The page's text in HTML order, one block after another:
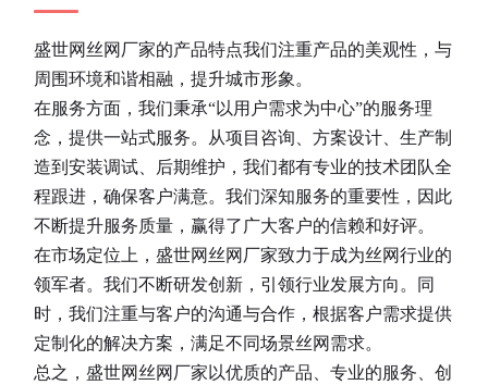
盛世网丝网厂家的产品特点我们注重产品的美观性，与
周围环境和谐相融，提升城市形象。
在服务方面，我们秉承“以用户需求为中心”的服务理
念，提供一站式服务。从项目咨询、方案设计、生产制
造到安装调试、后期维护，我们都有专业的技术团队全
程跟进，确保客户满意。我们深知服务的重要性，因此
不断提升服务质量，赢得了广大客户的信赖和好评。
在市场定位上， 盛世网丝网厂家致力于成为丝网行业的
领军者。我们不断研发创新，引领行业发展方向。同
时，我们注重与客户的沟通与合作，根据客户需求提供
定制化的解决方案，满足不同场景丝网需求。
总之， 盛世网丝网厂家以优质的产品、专业的服务、创